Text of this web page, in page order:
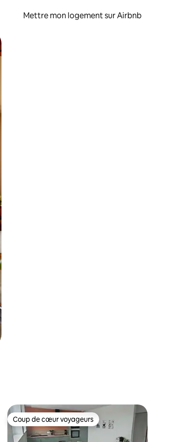
Mettre mon logement sur Airbnb
Coup de cœur voyageurs
Coup de cœur voyageurs